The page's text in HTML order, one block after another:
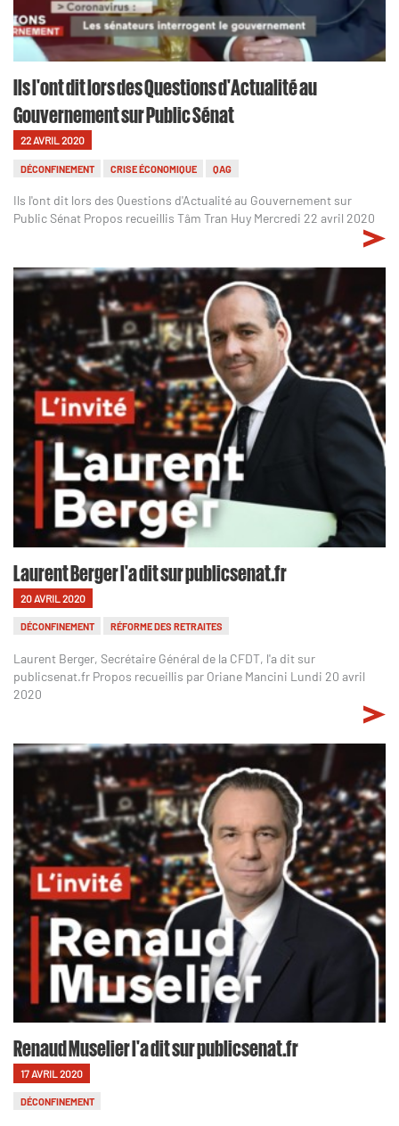
Ils l'ont dit lors des Questions d'Actualité au
Gouvernement sur Public Sénat
22 AVRIL 2020
DÉCONFINEMENT CRISE ÉCONOMIQUE QAG
Ils l'ont dit lors des Questions d'Actualité au Gouvernement sur
Public Sénat Propos recueillis Tâm Tran Huy Mercredi 22 avril 2020
Laurent Berger l'a dit sur publicsenat.fr
20 AVRIL 2020
DÉCONFINEMENT RÉFORME DES RETRAITES
Laurent Berger, Secrétaire Général de la CFDT, l'a dit sur
publicsenat.fr Propos recueillis par Oriane Mancini Lundi 20 avril
2020
Renaud Muselier l'a dit sur publicsenat.fr
17 AVRIL 2020
DÉCONFINEMENT